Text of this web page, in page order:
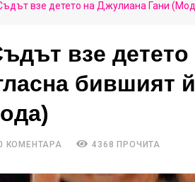
взе детето на Джулиана Гани
взе
бившият
КОМЕНТАРА 4368 ПРОЧИТА